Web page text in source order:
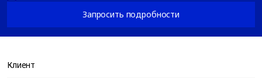
Запросить подробности
Клиент